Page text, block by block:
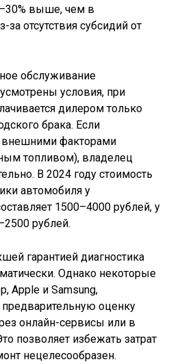
выше, чем в
отсутствия субсидий от
обслуживание
условия, при
дилером только
брака. Если
внешними факторами
топливом), владелец
В 2024 году стоимость
автомобиля у
1500–4000 рублей, у
рублей.
гарантией диагностика
Однако некоторые
Apple и Samsung,
оценку
онлайн-сервисы или в
позволяет избежать затрат
нецелесообразен.